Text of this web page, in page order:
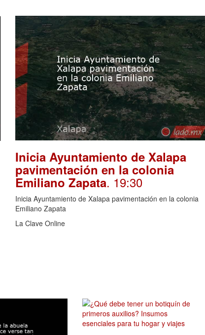
Inicia Ayuntamiento de Xalapa
pavimentación en la colonia
Emiliano Zapata. 19:30
Inicia Ayuntamiento de Xalapa pavimentación en la colonia
Emiliano Zapata
La Clave Online